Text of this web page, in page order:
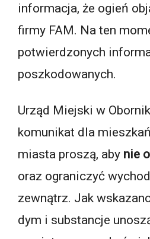
informacja, że ogień
firmy FAM. Na ten
potwierdzonych
poszkodowanych.
Urząd Miejski w
komunikat dla
miasta proszą, aby nie
oraz ograniczyć
zewnątrz. Jak
dym i substancje